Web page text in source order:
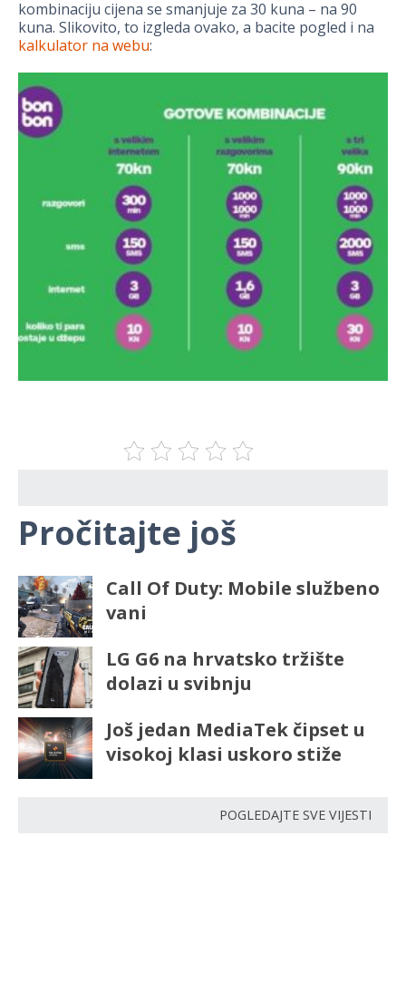
kombinaciju cijena se smanjuje za 30 kuna – na 90
kuna. Slikovito, to izgleda ovako, a bacite pogled i na
kalkulator na webu:
Pročitajte još
Call Of Duty: Mobile službeno
vani
LG G6 na hrvatsko tržište
dolazi u svibnju
Još jedan MediaTek čipset u
visokoj klasi uskoro stiže
POGLEDAJTE SVE VIJESTI